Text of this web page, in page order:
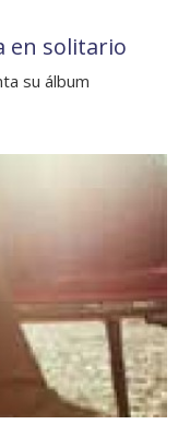
en solitario
su álbum